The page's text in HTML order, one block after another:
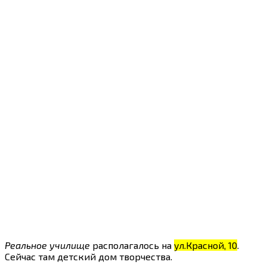
Реальное училище располагалось на ул.Красной, 10.
Сейчас там детский дом творчества.